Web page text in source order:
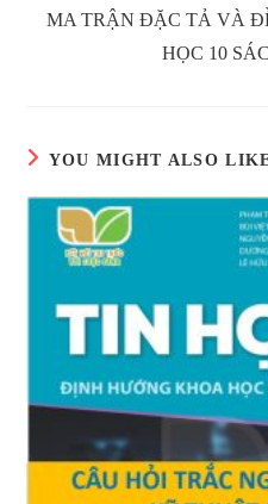
MA TRẬN ĐẶC TẢ VÀ
HỌC 10
YOU MIGHT ALSO